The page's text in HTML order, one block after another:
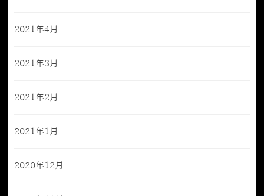
2021年4月
2021年3月
2021年2月
2021年1月
2020年12月